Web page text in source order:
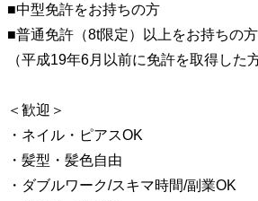
■中型免許をお持ちの方
■普通免許（8t限定）以上をお持ちの方
（平成19年6月以前に免許を取得した方
＜歓迎＞
・ネイル・ピアスOK
・髪型・髪色自由
・ダブルワーク/スキマ時間/副業OK